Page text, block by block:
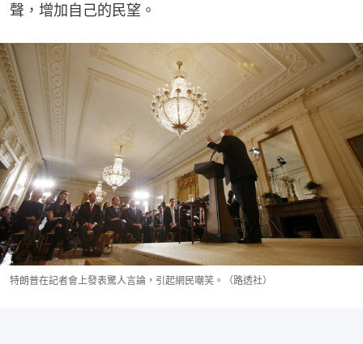
聲，增加自己的民望。
特朗普在記者會上發表驚人言論，引起網民嘲笑。（路透社）